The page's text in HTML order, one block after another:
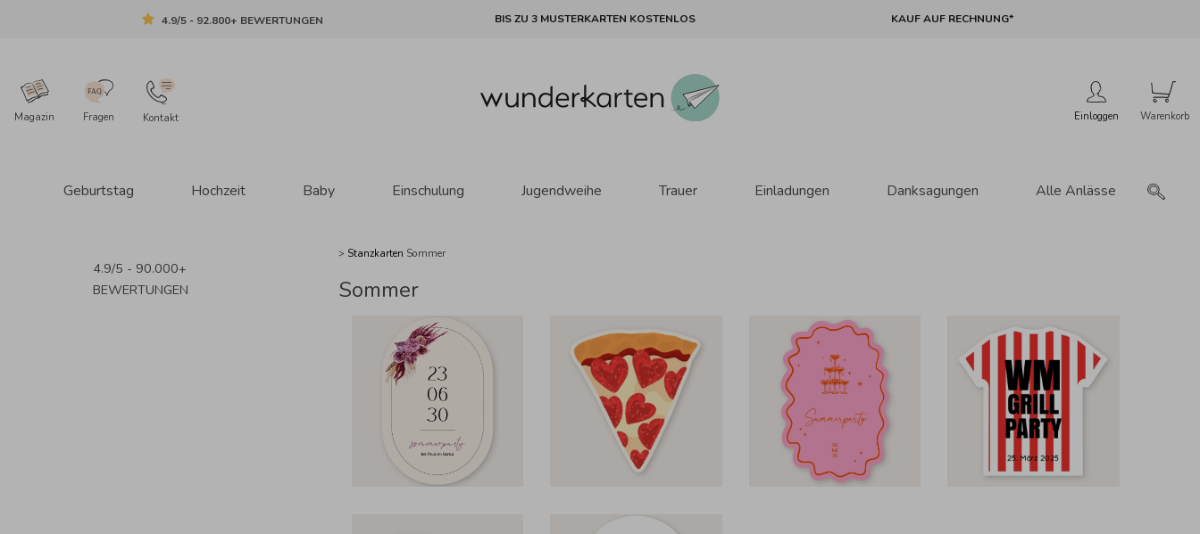
4.9/5 - 92.800+ BEWERTUNGEN BIS ZU 3 MUSTERKARTEN KOSTENLOS KAUF AUF RECHNUNG*
Magazin Fragen Kontakt Einloggen
Geburtstag Hochzeit Baby Einschulung Jugendweihe Trauer Einladungen Danksagungen Alle Anlässe
4.9/5 - 90.000+
BEWERTUNGEN
> Stanzkarten Sommer
Sommer